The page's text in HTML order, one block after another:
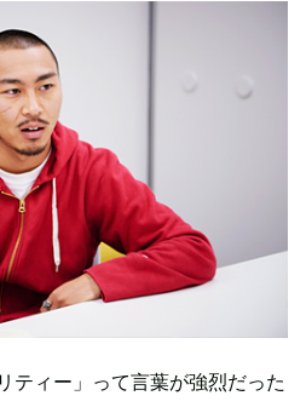
ティー」って言葉が強烈だった